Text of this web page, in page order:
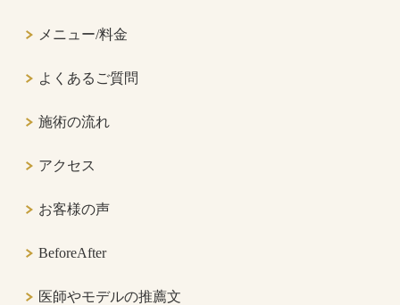
メニュー/料金
よくあるご質問
施術の流れ
アクセス
お客様の声
BeforeAfter
医師やモデルの推薦文